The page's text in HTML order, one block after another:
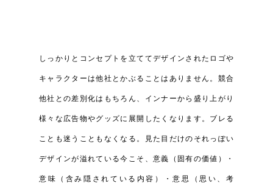
しっかりとコンセプトを立ててデザインされたロゴや
キャラクターは他社とかぶることはありません。競合
他社との差別化はもちろん、インナーから盛り上がり
様々な広告物やグッズに展開したくなります。ブレる
ことも迷うこともなくなる。見た目だけのそれっぽい
デザインが溢れている今こそ、意義（固有の価値）・
意味（含み隠されている内容）・意思（思い、考